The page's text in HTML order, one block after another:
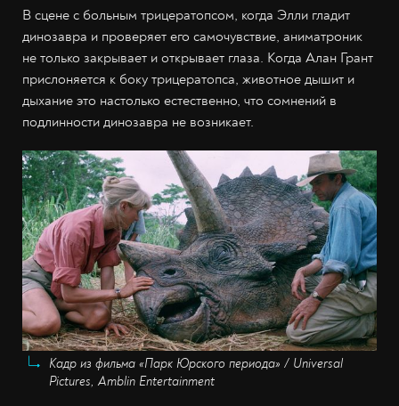
В сцене с больным трицератопсом, когда Элли гладит
динозавра и проверяет его самочувствие, аниматроник
не только закрывает и открывает глаза. Когда Алан Грант
прислоняется к боку трицератопса, животное дышит и
дыхание это настолько естественно, что сомнений в
подлинности динозавра не возникает.
Кадр из фильма «Парк Юрского периода» / Universal
Pictures, Amblin Entertainment